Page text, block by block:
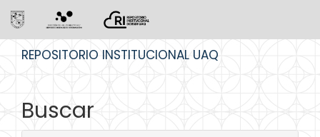
REPOSITORIO INSTITUCIONAL UAQ
Buscar